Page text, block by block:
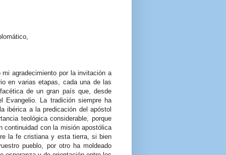
agradecimiento por la invitación a
en varias etapas, cada una de las
de un gran país que, desde
Evangelio. La tradición siempre ha
ibérica a la predicación del apóstol
teológica considerable, porque
continuidad con la misión apostólica
la fe cristiana y esta tierra, si bien
pueblo, por otro ha moldeado